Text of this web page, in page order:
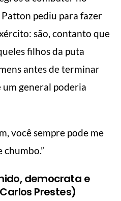
pediu para fazer
são, contanto que
filhos da puta
antes de terminar
general poderia
você sempre pode me
democrata e
Prestes)